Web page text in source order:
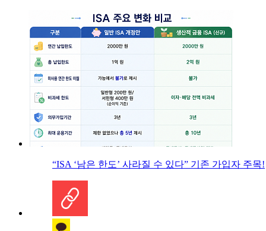
“ISA ‘남은 한도’ 사라질 수 있다” 기존 가입자 주목!